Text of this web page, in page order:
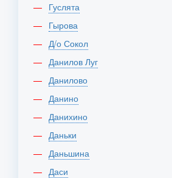
Гуслята
Гырова
Д/о Сокол
Данилов Луг
Данилово
Данино
Данихино
Даньки
Даньшина
Даси